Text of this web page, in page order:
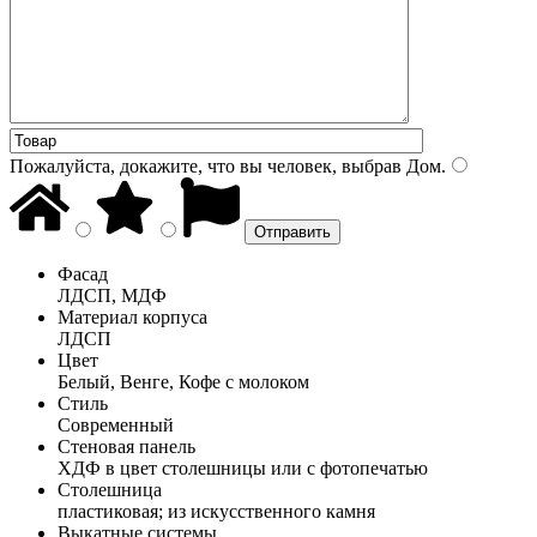
Пожалуйста, докажите, что вы человек, выбрав Дом.
Фасад
ЛДСП, МДФ
Материал корпуса
ЛДСП
Цвет
Белый, Венге, Кофе с молоком
Стиль
Современный
Стеновая панель
ХДФ в цвет столешницы или с фотопечатью
Столешница
пластиковая; из искусственного камня
Выкатные системы